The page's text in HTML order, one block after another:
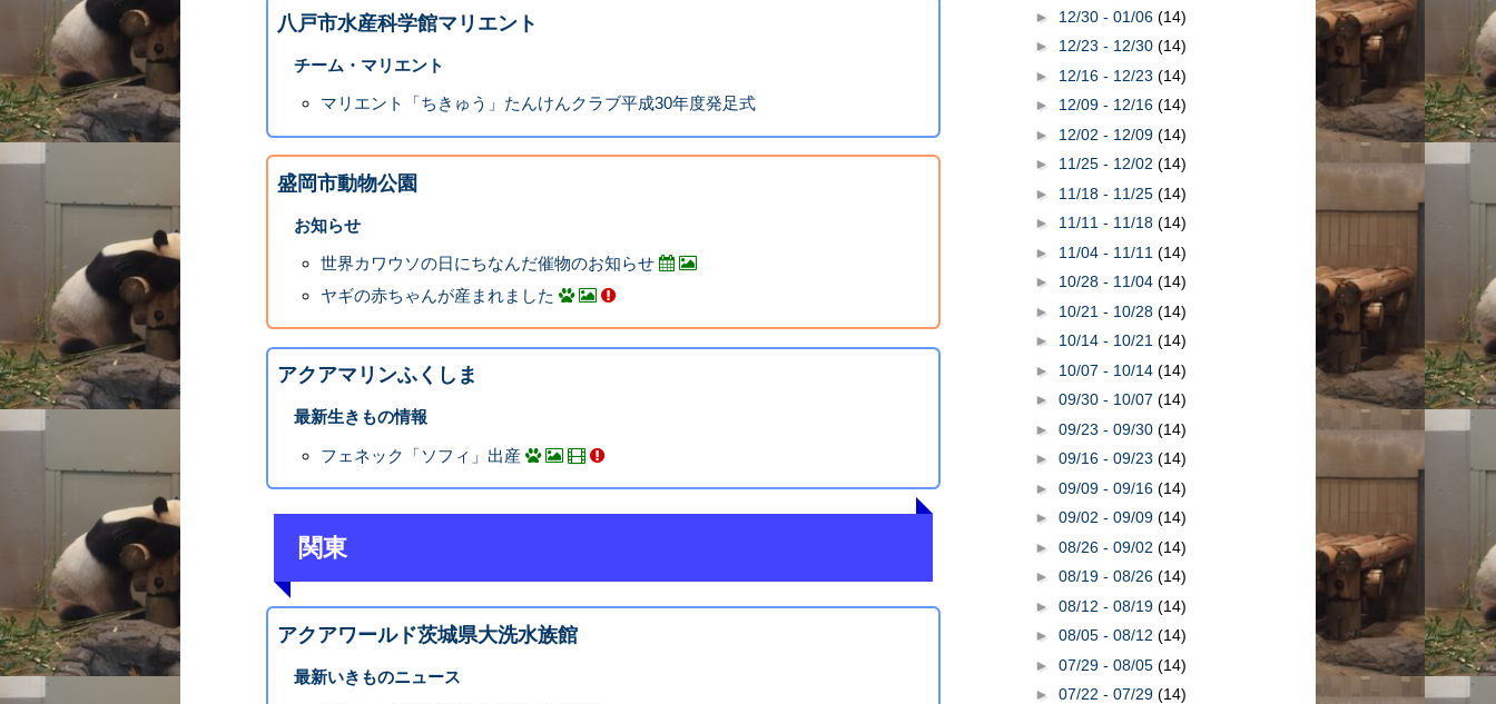
八戸市水産科学館マリエント
チーム・マリエント
マリエント「ちきゅう」たんけんクラブ平成30年度発足式
盛岡市動物公園
お知らせ
世界カワウソの日にちなんだ催物のお知らせ
ヤギの赤ちゃんが産まれました
アクアマリンふくしま
最新生きもの情報
フェネック「ソフィ」出産
関東
アクアワールド茨城県大洗水族館
最新いきものニュース
► 12/30 - 01/06 (14)
► 12/23 - 12/30 (14)
► 12/16 - 12/23 (14)
► 12/09 - 12/16 (14)
► 12/02 - 12/09 (14)
► 11/25 - 12/02 (14)
► 11/18 - 11/25 (14)
► 11/11 - 11/18 (14)
► 11/04 - 11/11 (14)
► 10/28 - 11/04 (14)
► 10/21 - 10/28 (14)
► 10/14 - 10/21 (14)
► 10/07 - 10/14 (14)
► 09/30 - 10/07 (14)
► 09/23 - 09/30 (14)
► 09/16 - 09/23 (14)
► 09/09 - 09/16 (14)
► 09/02 - 09/09 (14)
► 08/26 - 09/02 (14)
► 08/19 - 08/26 (14)
► 08/12 - 08/19 (14)
► 08/05 - 08/12 (14)
► 07/29 - 08/05 (14)
► 07/22 - 07/29 (14)